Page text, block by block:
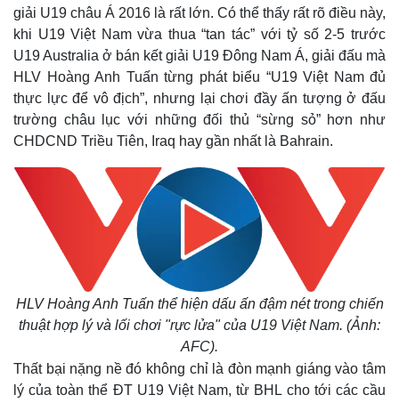
giải U19 châu Á 2016 là rất lớn. Có thể thấy rất rõ điều này,
khi U19 Việt Nam vừa thua “tan tác” với tỷ số 2-5 trước
U19 Australia ở bán kết giải U19 Đông Nam Á, giải đấu mà
HLV Hoàng Anh Tuấn từng phát biểu “U19 Việt Nam đủ
thực lực để vô địch”, nhưng lại chơi đầy ấn tượng ở đấu
trường châu lục với những đối thủ “sừng sỏ” hơn như
CHDCND Triều Tiên, Iraq hay gần nhất là Bahrain.
HLV Hoàng Anh Tuấn thể hiện dấu ấn đậm nét trong chiến
thuật hợp lý và lối chơi "rực lửa" của U19 Việt Nam. (Ảnh:
AFC).
Thất bại nặng nề đó không chỉ là đòn mạnh giáng vào tâm
lý của toàn thể ĐT U19 Việt Nam, từ BHL cho tới các cầu